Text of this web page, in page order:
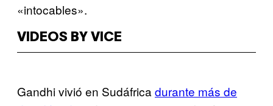
«intocables».
VIDEOS BY VICE
Gandhi vivió en Sudáfrica durante más de